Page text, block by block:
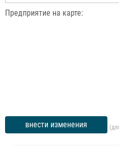
Предприятие на карте:
внести изменения